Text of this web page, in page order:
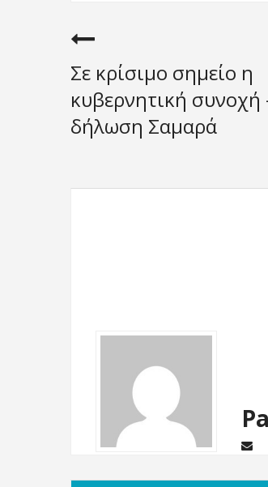
Σε κρίσιμο σημείο η
κυβερνητική συνοχή
δήλωση Σαμαρά